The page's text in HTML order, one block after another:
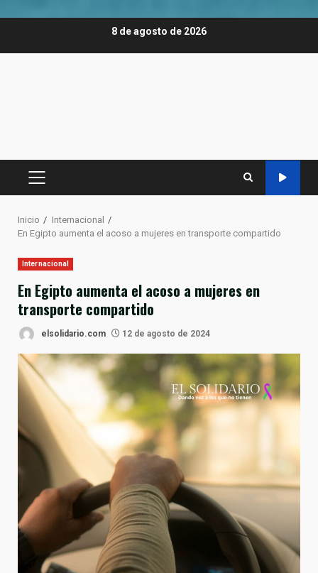
8 de agosto de 2026
MENÚ
Inicio
Internacional
En Egipto aumenta el acoso a mujeres en transporte compartido
Internacional
En Egipto aumenta el acoso a mujeres en
transporte compartido
elsolidario.com 12 de agosto de 2024